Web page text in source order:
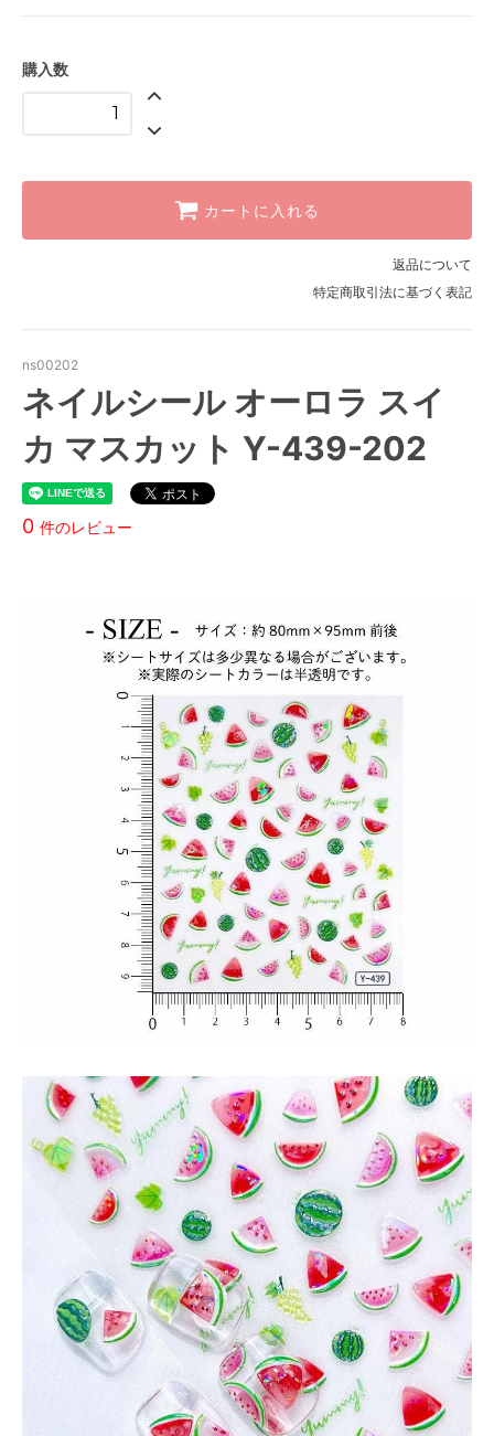
購入数
カートに入れる
返品について
特定商取引法に基づく表記
ns00202
ネイルシール オーロラ スイ
カ マスカット Y-439-202
0 件のレビュー